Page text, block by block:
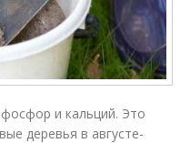
и кальций. Это
деревья в августе-